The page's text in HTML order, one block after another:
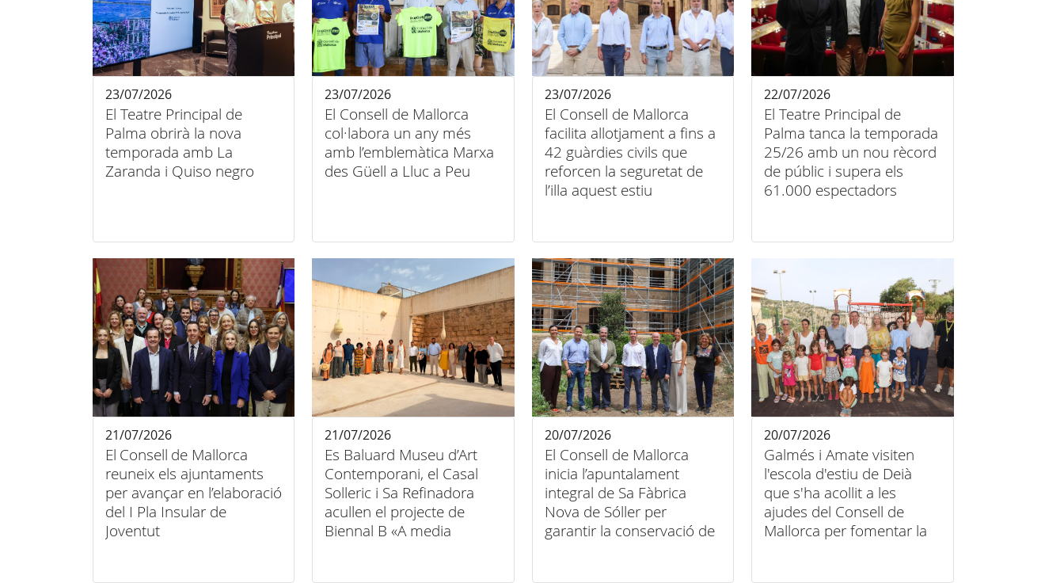
El Teatre Principal de
Palma obrirà la nova
temporada amb La
Zaranda i Quiso negro
23/07/2026
El Consell de Mallorca
col·labora un any més
amb l’emblemàtica Marxa
des Güell a Lluc a Peu
23/07/2026
El Consell de Mallorca
facilita allotjament a fins a
42 guàrdies civils que
reforcen la seguretat de
l’illa aquest estiu
23/07/2026
El Teatre Principal de
Palma tanca la temporada
25/26 amb un nou rècord
de públic i supera els
61.000 espectadors
22/07/2026
El Consell de Mallorca
reuneix els ajuntaments
per avançar en l’elaboració
del I Pla Insular de
Joventut
21/07/2026
Es Baluard Museu d’Art
Contemporani, el Casal
Solleric i Sa Refinadora
acullen el projecte de
Biennal B «A media
21/07/2026
El Consell de Mallorca
inicia l’apuntalament
integral de Sa Fàbrica
Nova de Sóller per
garantir la conservació de
20/07/2026
Galmés i Amate visiten
l'escola d'estiu de Deià
que s'ha acollit a les
ajudes del Consell de
Mallorca per fomentar la
20/07/2026